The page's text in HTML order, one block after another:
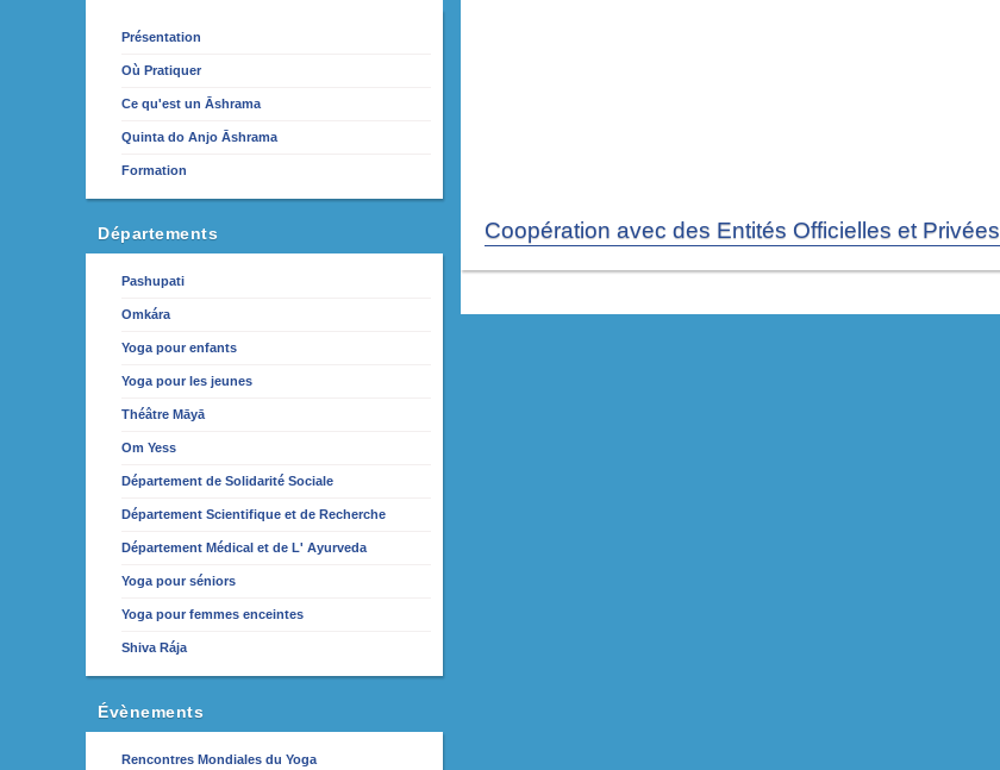
Présentation
Où Pratiquer
Ce qu'est un Āshrama
Quinta do Anjo Āshrama
Formation
Départements
Pashupati
Omkára
Yoga pour enfants
Yoga pour les jeunes
Théâtre Māyā
Om Yess
Département de Solidarité Sociale
Département Scientifique et de Recherche
Département Médical et de L' Ayurveda
Yoga pour séniors
Yoga pour femmes enceintes
Shiva Rája
Évènements
Rencontres Mondiales du Yoga
Coopération avec des Entités Officielles et Privées